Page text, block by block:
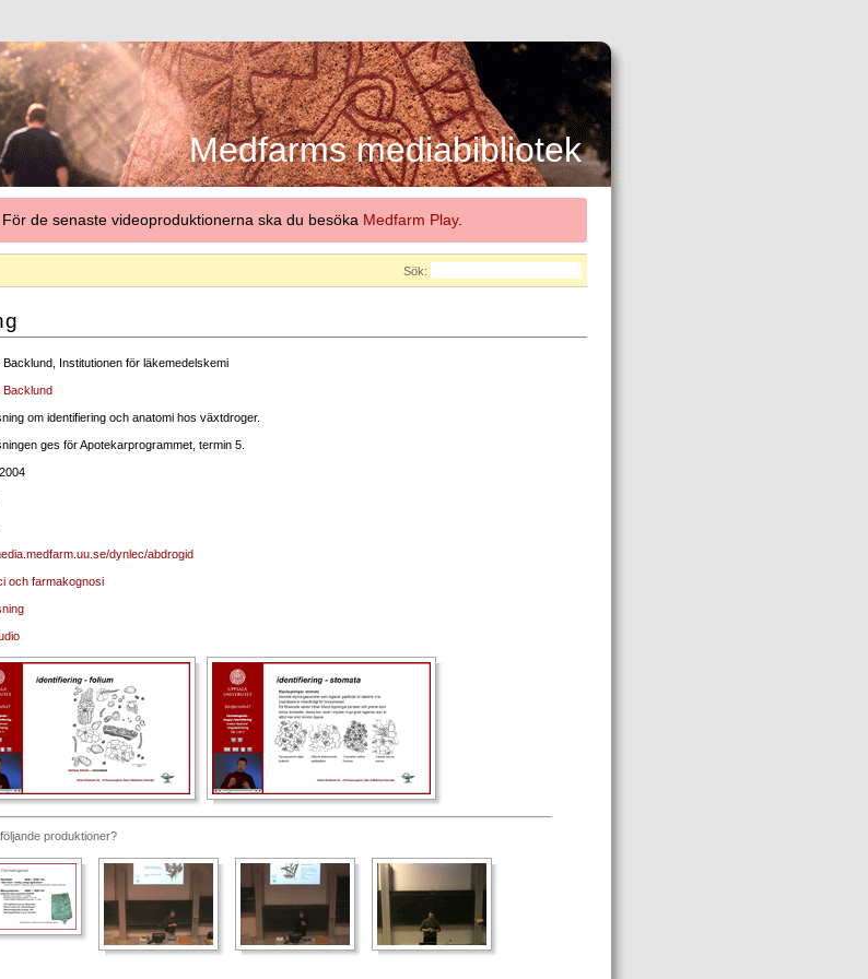
Medfarms mediabibliotek
de senaste videoproduktionerna ska du besöka Medfarm Play.
Sök:
Backlund, Institutionen för läkemedelskemi
Backlund
om identifiering och anatomi hos växtdroger.
ges för Apotekarprogrammet, termin 5.
dynlec/abdrogid
och farmakognosi
produktioner?